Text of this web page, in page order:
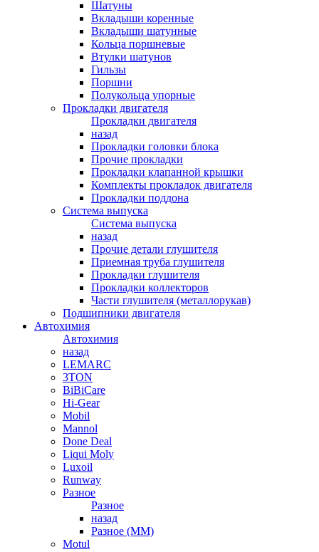
Шатуны
Вкладыши коренные
Вкладыши шатунные
Кольца поршневые
Втулки шатунов
Гильзы
Поршни
Полукольца упорные
Прокладки двигателя
Прокладки двигателя
назад
Прокладки головки блока
Прочие прокладки
Прокладки клапанной крышки
Комплекты прокладок двигателя
Прокладки поддона
Система выпуска
Система выпуска
назад
Прочие детали глушителя
Приемная труба глушителя
Прокладки глушителя
Прокладки коллекторов
Части глушителя (металлорукав)
Подшипники двигателя
Автохимия
Автохимия
назад
LEMARC
3TON
BiBiCare
Hi-Gear
Mobil
Mannol
Done Deal
Liqui Moly
Luxoil
Runway
Разное
Разное
назад
Разное (ММ)
Motul